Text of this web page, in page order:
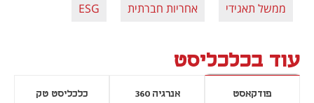
ממשל תאגידי אחריות חברתית ESG
עוד בכלכליסט
פודקאסט אנרגיה 360 כלכליסט טק